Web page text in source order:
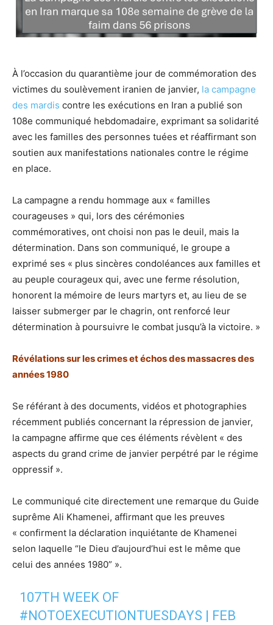
À l’occasion du quarantième jour de commémoration des
victimes du soulèvement iranien de janvier, la campagne
des mardis contre les exécutions en Iran a publié son
108e communiqué hebdomadaire, exprimant sa solidarité
avec les familles des personnes tuées et réaffirmant son
soutien aux manifestations nationales contre le régime
en place.
La campagne a rendu hommage aux « familles
courageuses » qui, lors des cérémonies
commémoratives, ont choisi non pas le deuil, mais la
détermination. Dans son communiqué, le groupe a
exprimé ses « plus sincères condoléances aux familles et
au peuple courageux qui, avec une ferme résolution,
honorent la mémoire de leurs martyrs et, au lieu de se
laisser submerger par le chagrin, ont renforcé leur
détermination à poursuivre le combat jusqu’à la victoire. »
Révélations sur les crimes et échos des massacres des
années 1980
Se référant à des documents, vidéos et photographies
récemment publiés concernant la répression de janvier,
la campagne affirme que ces éléments révèlent « des
aspects du grand crime de janvier perpétré par le régime
oppressif ».
Le communiqué cite directement une remarque du Guide
suprême Ali Khamenei, affirmant que les preuves
« confirment la déclaration inquiétante de Khamenei
selon laquelle “le Dieu d’aujourd’hui est le même que
celui des années 1980” ».
107TH WEEK OF
#NOTOEXECUTIONTUESDAYS | FEB